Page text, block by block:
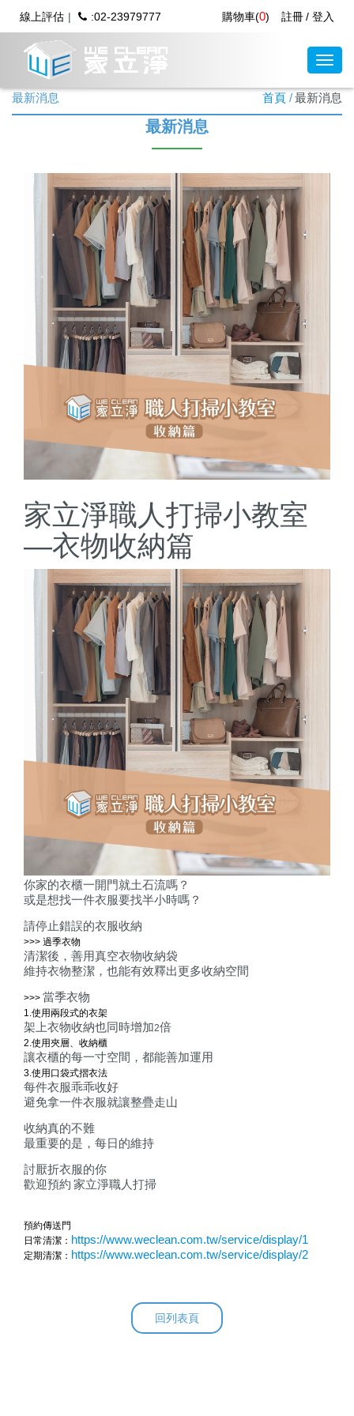
線上評估 :02-23979777 註冊 登入
購物車(0)
最新消息 首頁 最新消息
最新消息
家立淨職人打掃小教室
—衣物收納篇
你家的衣櫃一開門就土石流嗎？
或是想找一件衣服要找半小時嗎？
請停止錯誤的衣服收納
>>> 過季衣物
清潔後，善用真空衣物收納袋
維持衣物整潔，也能有效釋出更多收納空間
>>> 當季衣物
1. 使用兩段式的衣架
架上衣物收納也同時增加2倍
2. 使用夾層、收納櫃
讓衣櫃的每一寸空間，都能善加運用
3. 使用口袋式摺衣法
每件衣服乖乖收好
避免拿一件衣服就讓整疊走山
收納真的不難
最重要的是，每日的維持
討厭折衣服的你
歡迎預約 家立淨職人打掃
預約傳送門
日常清潔： https://www.weclean.com.tw/service/display/1
定期清潔： https://www.weclean.com.tw/service/display/2
回列表頁